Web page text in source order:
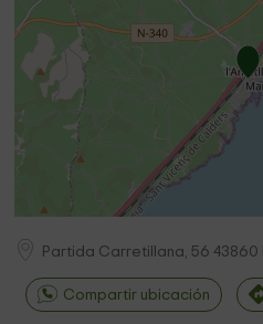
Partida Carretillana, 56 43860
Compartir ubicación